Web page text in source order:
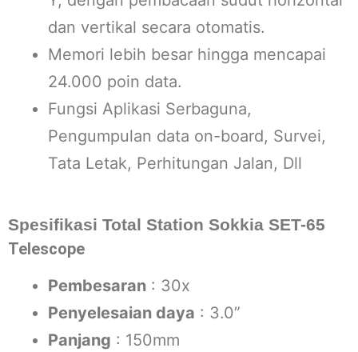
dan vertikal secara otomatis.
Memori lebih besar hingga mencapai
24.000 poin data.
Fungsi Aplikasi Serbaguna,
Pengumpulan data on-board, Survei,
Tata Letak, Perhitungan Jalan, Dll
Spesifikasi Total Station Sokkia SET-65
Telescope
Pembesaran : 30x
Penyelesaian daya : 3.0”
Panjang : 150mm